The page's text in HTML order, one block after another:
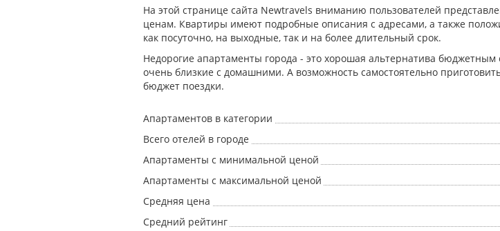
На этой странице сайта Newtravels вниманию пользователей
ценам. Квартиры имеют подробные описания с адресами, а также
как посуточно, на выходные, так и на более длительный срок.
Недорогие апартаменты города - это хорошая альтернатива
очень близкие с домашними. А возможность самостоятельно
бюджет поездки.
Апартаментов в категории
Всего отелей в городе
Апартаменты с минимальной ценой
Апартаменты с максимальной ценой
Средняя цена
Средний рейтинг